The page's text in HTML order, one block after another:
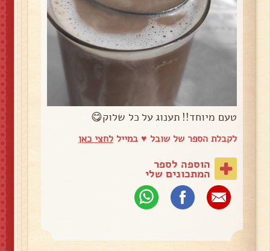
טעם מיוחד!! תענוג על כל שלוק😋
לקבלת הספר של שובל ♥️ במייללחצי כאן
הוספה לספר
המתכונים שלי